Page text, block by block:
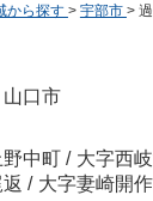
から探す > 宇部市 >
山口市
野中町 / 大字西
/ 大字妻崎開作